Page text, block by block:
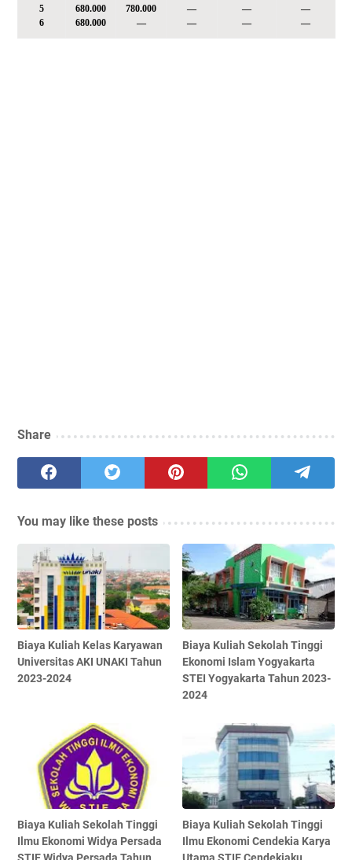
5
6
680.000
680.000
780.000
—
—
—
—
—
—
—
Share
You may like these posts
Biaya Kuliah Kelas Karyawan
Universitas AKI UNAKI Tahun
2023-2024
Biaya Kuliah Sekolah Tinggi
Ekonomi Islam Yogyakarta
STEI Yogyakarta Tahun 2023-
2024
Biaya Kuliah Sekolah Tinggi
Ilmu Ekonomi Widya Persada
Biaya Kuliah Sekolah Tinggi
Ilmu Ekonomi Cendekia Karya